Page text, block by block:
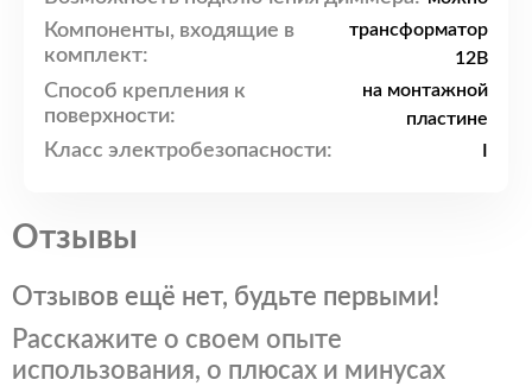
Компоненты, входящие в
комплект:
трансформатор
12В
Способ крепления к
поверхности:
на монтажной
пластине
Класс электробезопасности:
Отзывы
Отзывов ещё нет, будьте первыми!
Расскажите о своем опыте
использования, о плюсах и минусах